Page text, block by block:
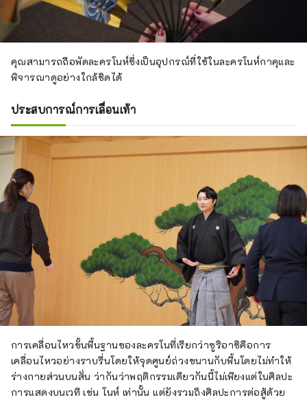
คุณสามารถถือพัดละครโนห์ซึ่งเป็นอุปกรณ์ที่ใช้ในละครโนห์กาคุและ
พิจารณาดูอย่างใกล้ชิดได้
ประสบการณ์การเลื่อนเท้า
การเคลื่อนไหวขั้นพื้นฐานของละครโนที่เรียกว่าซูริอาชิคือการ
เคลื่อนไหวอย่างราบรื่นโดยให้จุดศูนย์ถ่วงขนานกับพื้นโดยไม่ทำให้
ร่างกายส่วนบนสั่น ว่ากันว่าพฤติกรรมเดียวกันนี้ไม่เพียงแต่ในศิลปะ
การแสดงบนเวที เช่น โนห์ เท่านั้น แต่ยังรวมถึงศิลปะการต่อสู้ด้วย